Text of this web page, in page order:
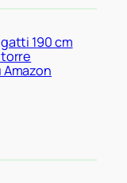
190 cm